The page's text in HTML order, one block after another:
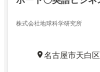
株式会社地球科学研究所
名古屋市天白区